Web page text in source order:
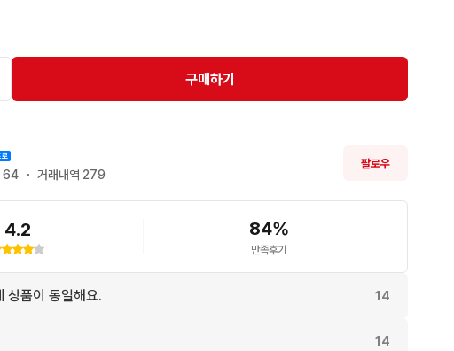
어텍스) 제품
용 사용 가능
겨울 라이딩용으로 좋습니다
구매하기
64 ・ 거래내역 279
팔로우
4.2 84%
만족후기
상품이 동일해요. 14
14